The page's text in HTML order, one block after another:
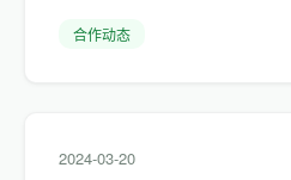
合作动态
2024-03-20